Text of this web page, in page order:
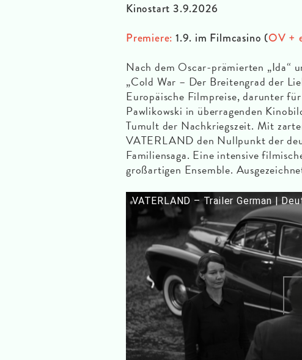
Kinostart 3.9.2026
Premiere: 1.9. im Filmcasino (OV +
Nach dem Oscar-prämierten „Ida“
„Cold War – Der Breitengrad der
Europäische Filmpreise, darunter
Pawlikowski in überragenden
Tumult der Nachkriegszeit. Mit
VATERLAND den Nullpunkt der
Familiensaga. Eine intensive
großartigen Ensemble.
VATERLAND – Trailer German |